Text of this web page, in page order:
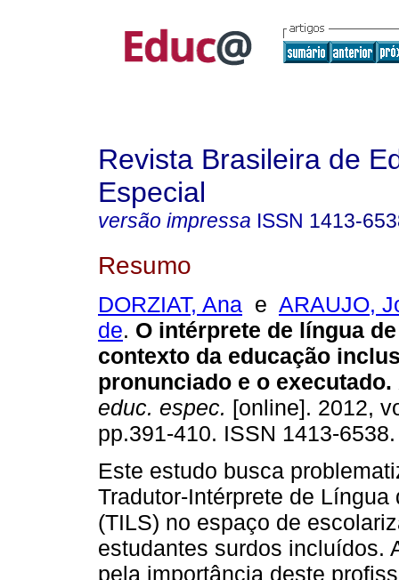
Revista Brasileira de
Especial
versão impressa ISSN 1413-
Resumo
DORZIAT, Ana e ARAUJO,
de. O intérprete de língua
contexto da educação
pronunciado e o executado.
educ. espec. [online]. 2012,
pp.391-410. ISSN 1413-6538.
Este estudo busca
Tradutor-Intérprete de Língua
(TILS) no espaço de
estudantes surdos incluídos.
pela importância deste